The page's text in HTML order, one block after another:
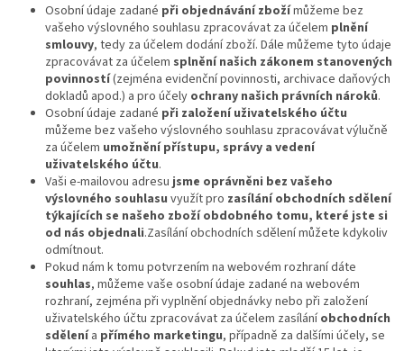
Osobní údaje zadané při objednávání zbožímůžeme bez
vašeho výslovného souhlasu zpracovávat za účelem plnění
smlouvy, tedy za účelem dodání zboží. Dále můžeme tyto údaje
zpracovávat za účelem splnění našich zákonem stanovených
povinností(zejména evidenční povinnosti, archivace daňových
dokladů apod.) a pro účely ochrany našich právních nároků.
Osobní údaje zadané při založení uživatelského účtu
můžeme bez vašeho výslovného souhlasu zpracovávat výlučně
za účelem umožnění přístupu, správy a vedení
uživatelského účtu.
Vaši e-mailovou adresu jsme oprávněni bez vašeho
výslovného souhlasu využít pro zasílání obchodních sdělení
týkajících se našeho zboží obdobného tomu, které jste si
od nás objednali.Zasílání obchodních sdělení můžete kdykoliv
odmítnout.
Pokud nám k tomu potvrzením na webovém rozhraní dáte
souhlas, můžeme vaše osobní údaje zadané na webovém
rozhraní, zejména při vyplnění objednávky nebo při založení
uživatelského účtu zpracovávat za účelem zasíláníobchodních
sdělenía přímého marketingu, případně za dalšími účely, se